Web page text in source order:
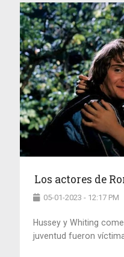
Los actores de
05-01-2023 - 12:17 PM
Hussey y Whiting
juventud fueron